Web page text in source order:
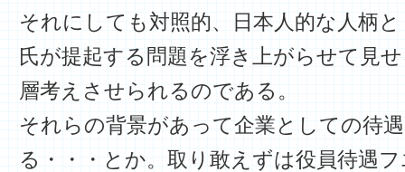
それにしても対照的、日本人的な人柄
氏が提起する問題を浮き上がらせて見
層考えさせられるのである。
それらの背景があって企業としての待
る・・・とか。取り敢えずは役員待遇